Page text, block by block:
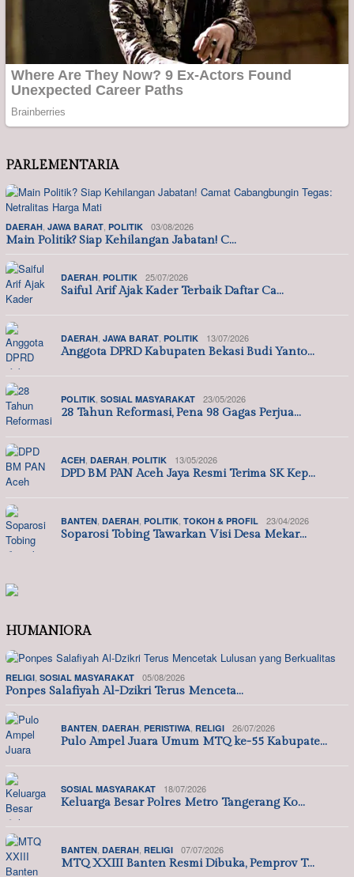
PARLEMENTARIA
DAERAH JAWA BARAT POLITIK 03/08/2026
Main Politik? Siap Kehilangan Jabatan! C…
DAERAH POLITIK 25/07/2026
Saiful Arif Ajak Kader Terbaik Daftar Ca…
DAERAH JAWA BARAT POLITIK 13/07/2026
Anggota DPRD Kabupaten Bekasi Budi Yanto…
POLITIK SOSIAL MASYARAKAT 23/05/2026
28 Tahun Reformasi, Pena 98 Gagas Perjua…
ACEH DAERAH POLITIK 13/05/2026
DPD BM PAN Aceh Jaya Resmi Terima SK Kep…
BANTEN DAERAH POLITIK TOKOH & PROFIL 23/04/2026
Soparosi Tobing Tawarkan Visi Desa Mekar…
HUMANIORA
RELIGI, SOSIAL MASYARAKAT 05/08/2026
Ponpes Salafiyah Al-Dzikri Terus Menceta…
BANTEN, DAERAH, PERISTIWA, RELIGI 26/07/2026
Pulo Ampel Juara Umum MTQ ke-55 Kabupate…
SOSIAL MASYARAKAT 18/07/2026
Keluarga Besar Polres Metro Tangerang Ko…
BANTEN, DAERAH, RELIGI 07/07/2026
MTQ XXIII Banten Resmi Dibuka, Pemprov T…